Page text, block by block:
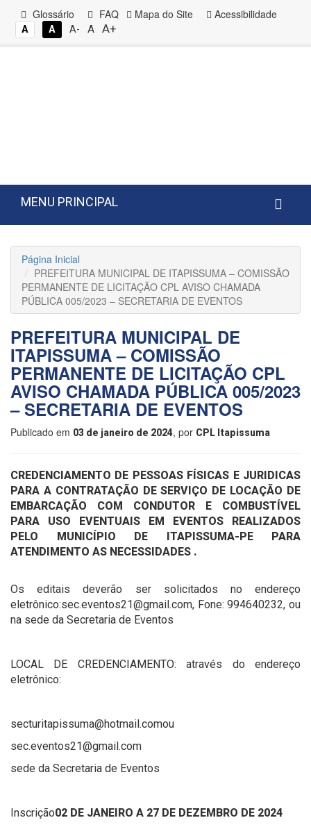
Glossário FAQ Mapa do Site Acessibilidade
A A A- A A+
MENU PRINCIPAL
Página Inicial
PREFEITURA MUNICIPAL DE ITAPISSUMA – COMISSÃO
PERMANENTE DE LICITAÇÃO CPL AVISO CHAMADA
PÚBLICA 005/2023 – SECRETARIA DE EVENTOS
PREFEITURA MUNICIPAL DE
ITAPISSUMA – COMISSÃO
PERMANENTE DE LICITAÇÃO CPL
AVISO CHAMADA PÚBLICA 005/2023
– SECRETARIA DE EVENTOS
Publicado em 03 de janeiro de 2024, por CPL Itapissuma
CREDENCIAMENTO DE PESSOAS FÍSICAS E JURIDICAS
PARA A CONTRATAÇÃO DE SERVIÇO DE LOCAÇÃO DE
EMBARCAÇÃO COM CONDUTOR E COMBUSTÍVEL
PARA USO EVENTUAIS EM EVENTOS REALIZADOS
PELO MUNICÍPIO DE ITAPISSUMA-PE PARA
ATENDIMENTO AS NECESSIDADES .
Os editais deverão ser solicitados no endereço
eletrônico:sec.eventos21@gmail.com, Fone: 994640232, ou
na sede da Secretaria de Eventos
LOCAL DE CREDENCIAMENTO: através do endereço
eletrônico:
secturitapissuma@hotmail.comou
sec.eventos21@gmail.com
sede da Secretaria de Eventos
Inscrição02 DE JANEIRO A 27 DE DEZEMBRO DE 2024